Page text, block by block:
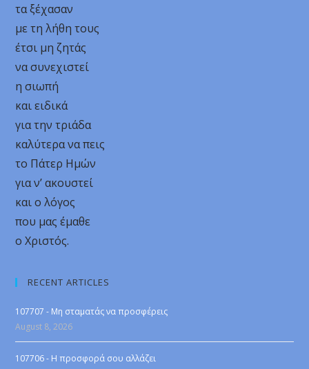
τα ξέχασαν
με τη λήθη τους
έτσι μη ζητάς
να συνεχιστεί
η σιωπή
και ειδικά
για την τριάδα
καλύτερα να πεις
το Πάτερ Ημών
για ν’ ακουστεί
και ο λόγος
που μας έμαθε
ο Χριστός.
RECENT ARTICLES
107707 - Μη σταματάς να προσφέρεις
August 8, 2026
107706 - Η προσφορά σου αλλάζει